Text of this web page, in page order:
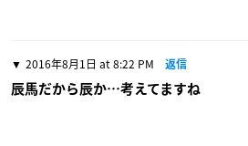
2016年8月1日 at 8:22 PM 返信
辰馬だから辰か…考えてますね